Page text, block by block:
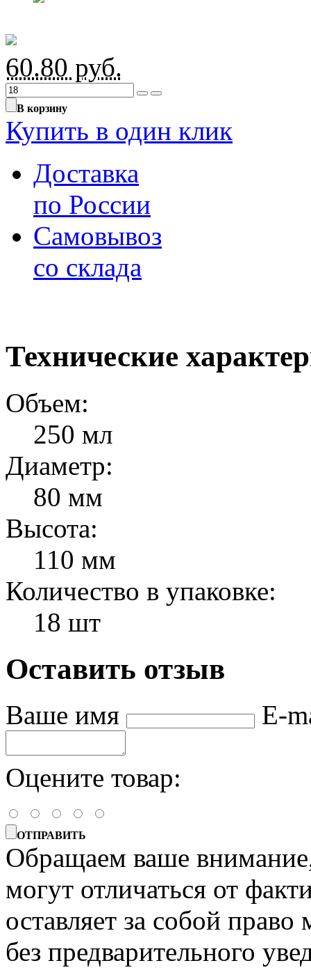
60.80 руб.
В корзину
Купить в один клик
Доставка
по России
Самовывоз
со склада
Технические
Объем:
250 мл
Диаметр:
80 мм
Высота:
110 мм
Количество в упаковке:
18 шт
Оставить отзыв
Ваше имя E-
Оцените товар:
ОТПРАВИТЬ
Обращаем ваше
могут отличаться от
оставляет за собой право
без предварительного